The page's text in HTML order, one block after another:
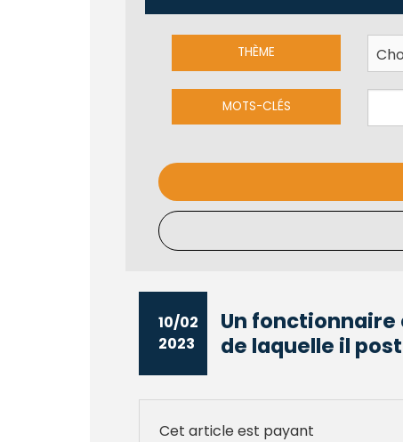
THÈME
MOTS-CLÉS
10/02
2023
Un
de laquelle il
Cet article est payant